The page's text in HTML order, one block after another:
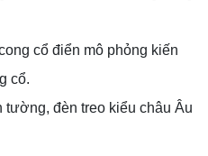
cổ điển mô phỏng kiến
cổ.
tường, đèn treo kiểu châu Âu